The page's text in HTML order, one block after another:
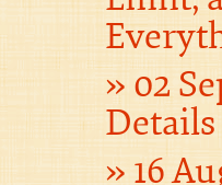
02
Details
16